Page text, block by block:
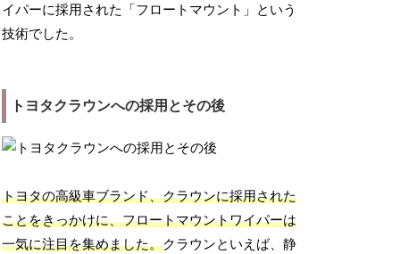
イパーに採用された「フロートマウント」という
技術でした。
トヨタクラウンへの採用とその後
トヨタの高級車ブランド、クラウンに採用された
ことをきっかけに、フロートマウントワイパーは
一気に注目を集めました。クラウンといえば、静